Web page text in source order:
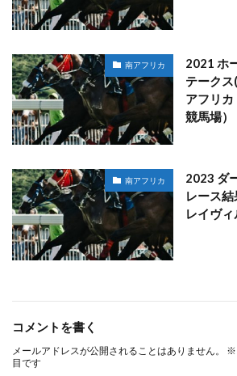
南アフリカ
2021 ホ
テーク
アフリ
競馬場）
南アフリカ
2023 ダ
レース
レイヴィ
コメントを書く
メールアドレスが公開されることはありません。 ※
目です